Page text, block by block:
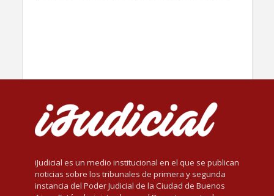
iJudicial es un medio institucional en el que se publican
noticias sobre los tribunales de primera y segunda
instancia del Poder Judicial de la Ciudad de Buenos